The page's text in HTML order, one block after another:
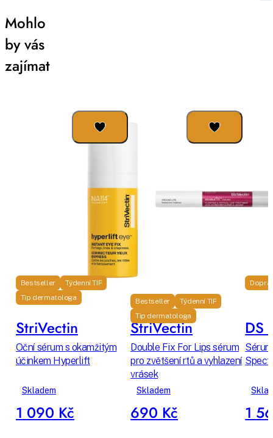
Mohlo
by vás
zajímat
Bestseller
Týdenní TIP
Tip dermatologa
StriVectin
Oční sérum s okamžitým
účinkem Hyperlift
Skladem
1 090 Kč
Bestseller
Týdenní TIP
Tip dermatologa
StriVectin
Double Fix For Lips sérum
pro zvětšení rtů a vyhlazení
vrásek
Skladem
690 Kč
DS
1